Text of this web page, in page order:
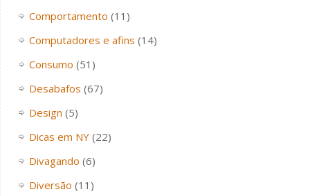
Comportamento (11)
Computadores e afins (14)
Consumo (51)
Desabafos (67)
Design (5)
Dicas em NY(22)
Divagando (6)
Diversão (11)